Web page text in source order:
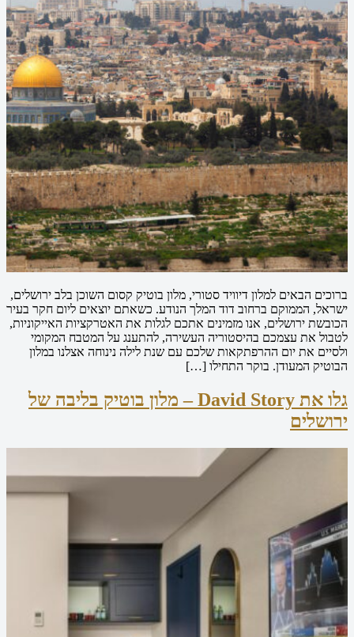
ברוכים הבאים למלון דיוויד סטורי, מלון בוטיק קסום השוכן בלב ירושלים,
ישראל, הממוקם ברחוב דוד המלך הנודע. כשאתם יוצאים ליום חקר בעיר
הכובשת ירושלים, אנו מזמינים אתכם לגלות את האטרקציות האייקוניות,
לטבול את עצמכם בהיסטוריה העשירה, להתענג על המטבח המקומי
ולסיים את יום ההרפתקאות שלכם עם שנת לילה נינוחה אצלנו במלון
הבוטיק המעודן. בוקר התחילו […]
גלו את David Story – מלון בוטיק בליבה של
ירושלים